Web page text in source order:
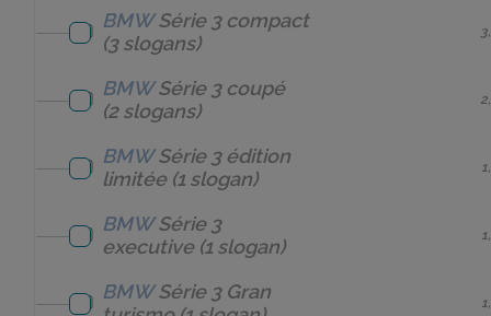
BMW Série 3 compact
(3 slogans)
BMW Série 3 coupé
(2 slogans)
BMW Série 3 édition
limitée(1 slogan)
BMW Série 3
executive(1 slogan)
BMW Série 3 Gran